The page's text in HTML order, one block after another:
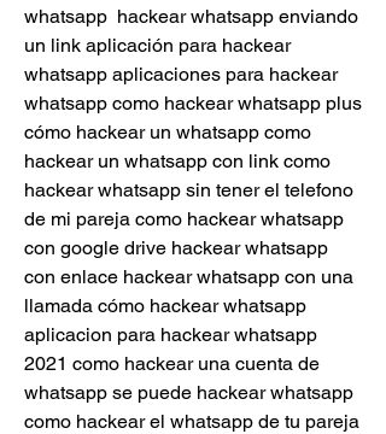
whatsapp  hackear whatsapp enviando
un link aplicación para hackear
whatsapp aplicaciones para hackear
whatsapp como hackear whatsapp plus
cómo hackear un whatsapp como
hackear un whatsapp con link como
hackear whatsapp sin tener el telefono
de mi pareja como hackear whatsapp
con google drive hackear whatsapp
con enlace hackear whatsapp con una
llamada cómo hackear whatsapp
aplicacion para hackear whatsapp
2021 como hackear una cuenta de
whatsapp se puede hackear whatsapp
como hackear el whatsapp de tu pareja